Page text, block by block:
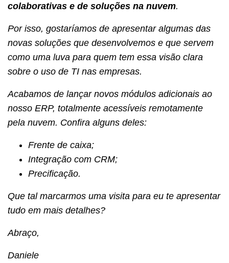
colaborativas e de soluções na nuvem.
Por isso, gostaríamos de apresentar algumas das
novas soluções que desenvolvemos e que servem
como uma luva para quem tem essa visão clara
sobre o uso de TI nas empresas.
Acabamos de lançar novos módulos adicionais ao
nosso ERP, totalmente acessíveis remotamente
pela nuvem. Confira alguns deles:
Frente de caixa;
Integração com CRM;
Precificação.
Que tal marcarmos uma visita para eu te apresentar
tudo em mais detalhes?
Abraço,
Daniele